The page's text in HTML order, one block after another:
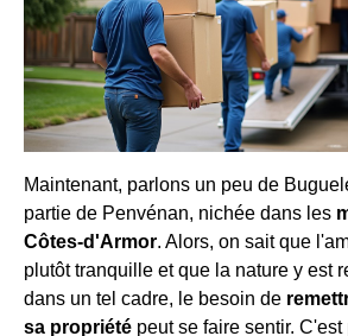
Maintenant, parlons un peu de
partie de Penvénan, nichée dans les
Côtes-d'Armor. Alors, on sait que
plutôt tranquille et que la nature y est
dans un tel cadre, le besoin de
sa propriété peut se faire sentir.